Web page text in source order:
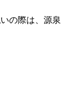
の際は、源泉